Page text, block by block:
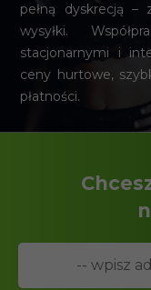
pełną dyskrecją
wysyłki.
stacjonarnymi i
ceny hurtowe,
płatności.